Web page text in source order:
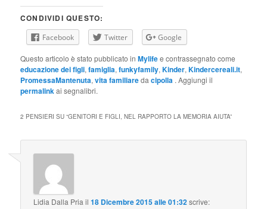
CONDIVIDI QUESTO:
Facebook Twitter Google
Questo articolo è stato pubblicato inMylifee contrassegnato come
educazione dei figli,famiglia,funkyfamily,Kinder,Kindercereali.it,
PromessaMantenuta,vita familiaredacipolla . Aggiungi il
permalinkai segnalibri.
2 PENSIERI SU “GENITORI E FIGLI, NEL RAPPORTO LA MEMORIA AIUTA”
Lidia Dalla Pria il18 Dicembre 2015 alle 01:32scrive: